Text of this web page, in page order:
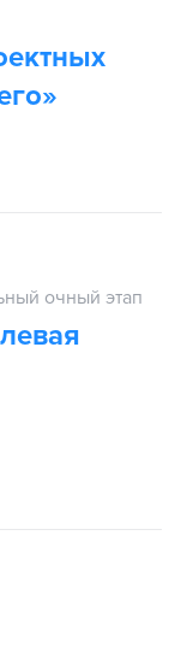
очный этап